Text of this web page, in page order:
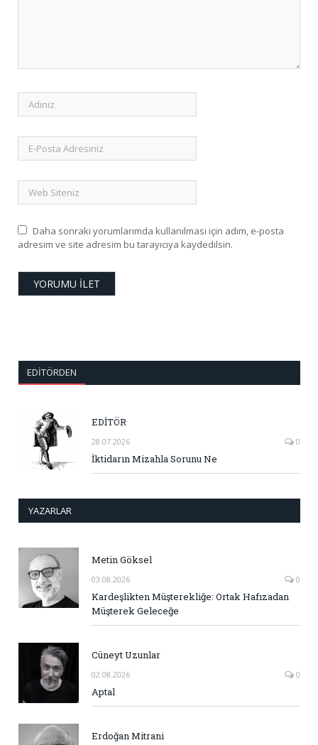
Daha sonraki yorumlarımda kullanılması için adım, e-posta
adresim ve site adresim bu tarayıcıya kaydedilsin.
EDITÖRDEN
EDİTÖR
28.07.2026 0
İktidarın Mizahla Sorunu Ne
YAZARLAR
Metin Göksel
03.08.2026 0
Kardeşlikten Müşterekliğe: Ortak Hafızadan
Müşterek Geleceğe
Cüneyt Uzunlar
02.08.2026 0
Aptal
Erdoğan Mitrani